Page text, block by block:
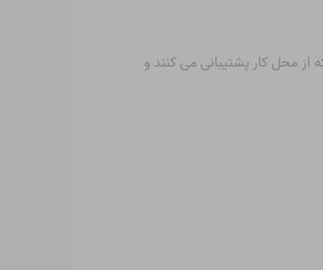
محل کار پشتیبانی می کنند و